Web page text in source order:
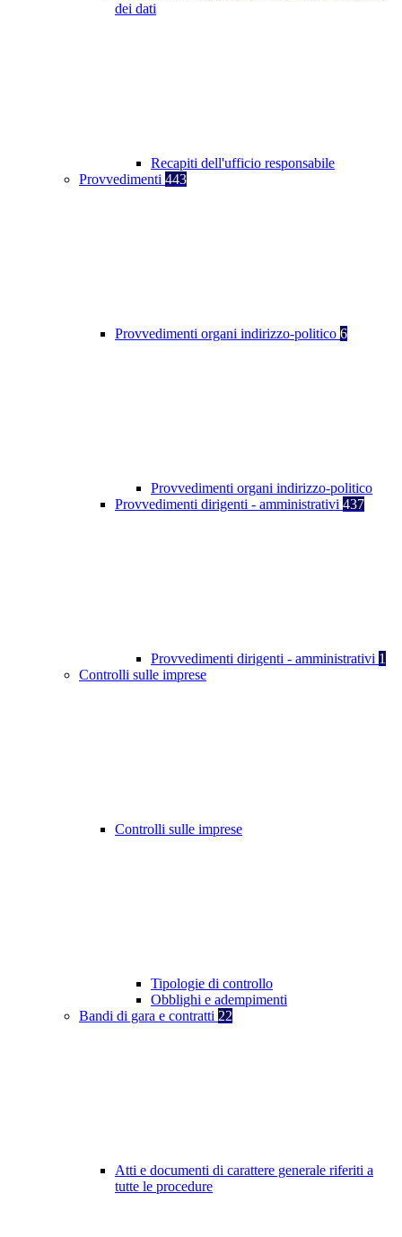
dei dati
Recapiti dell'ufficio responsabile
Provvedimenti 443
Provvedimenti organi indirizzo-politico 6
Provvedimenti organi indirizzo-politico
Provvedimenti dirigenti - amministrativi 437
Provvedimenti dirigenti - amministrativi 1
Controlli sulle imprese
Controlli sulle imprese
Tipologie di controllo
Obblighi e adempimenti
Bandi di gara e contratti 22
Atti e documenti di carattere generale riferiti a
tutte le procedure